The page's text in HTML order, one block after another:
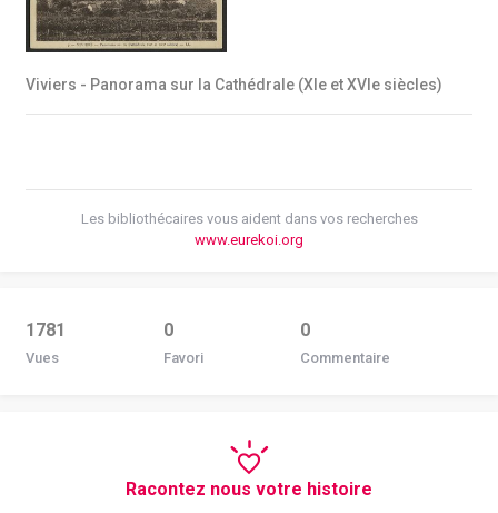
Viviers - Panorama sur la Cathédrale (XIe et XVIe siècles)
Les bibliothécaires vous aident dans vos recherches
www.eurekoi.org
1781
Vues
0
Favori
0
Commentaire
Racontez nous votre histoire